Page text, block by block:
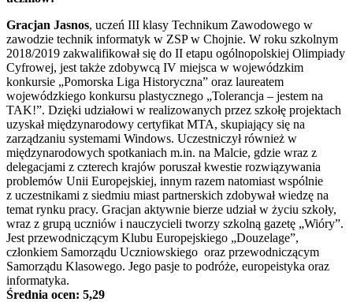
Gracjan Jasnos, uczeń III klasy Technikum Zawodowego w
zawodzie technik informatyk w ZSP w Chojnie. W roku szkolnym
2018/2019 zakwalifikował się do II etapu ogólnopolskiej Olimpiady
Cyfrowej, jest także zdobywcą IV miejsca w wojewódzkim
konkursie „Pomorska Liga Historyczna” oraz laureatem
wojewódzkiego konkursu plastycznego „Tolerancja – jestem na
TAK!”. Dzięki udziałowi w realizowanych przez szkołę projektach
uzyskał międzynarodowy certyfikat MTA, skupiający się na
zarządzaniu systemami Windows. Uczestniczył również w
międzynarodowych spotkaniach m.in. na Malcie, gdzie wraz z
delegacjami z czterech krajów poruszał kwestie rozwiązywania
problemów Unii Europejskiej, innym razem natomiast wspólnie
z uczestnikami z siedmiu miast partnerskich zdobywał wiedzę na
temat rynku pracy. Gracjan aktywnie bierze udział w życiu szkoły,
wraz z grupą uczniów i nauczycieli tworzy szkolną gazetę „Wióry”.
Jest przewodniczącym Klubu Europejskiego „Douzelage”,
członkiem Samorządu Uczniowskiego oraz przewodniczącym
Samorządu Klasowego. Jego pasje to podróże, europeistyka oraz
informatyka.
Średnia ocen: 5,29